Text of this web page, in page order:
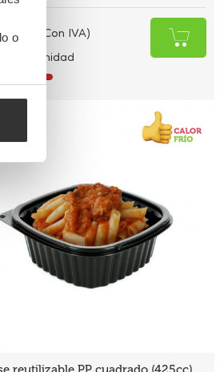
o
€ (Con IVA)
/Unidad